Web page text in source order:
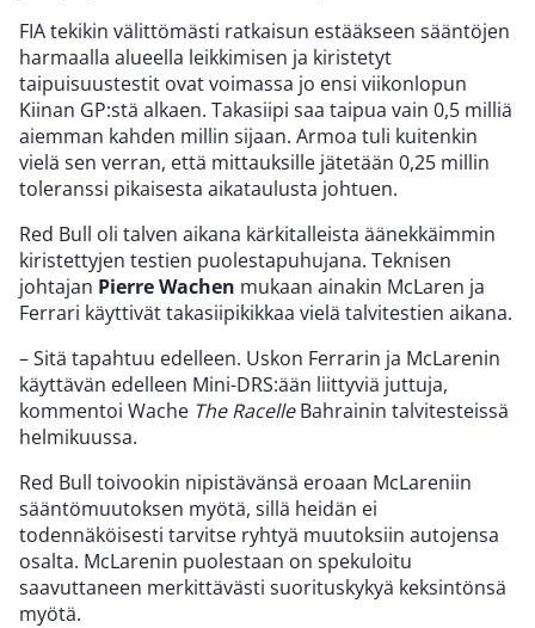
FIA tekikin välittömästi ratkaisun estääkseen sääntöjen
harmaalla alueella leikkimisen ja kiristetyt
taipuisuustestit ovat voimassa jo ensi viikonlopun
Kiinan GP:stä alkaen. Takasiipi saa taipua vain 0,5 milliä
aiemman kahden millin sijaan. Armoa tuli kuitenkin
vielä sen verran, että mittauksille jätetään 0,25 millin
toleranssi pikaisesta aikataulusta johtuen.
Red Bull oli talven aikana kärkitalleista äänekkäimmin
kiristettyjen testien puolestapuhujana. Teknisen
johtajan Pierre Wachen mukaan ainakin McLaren ja
Ferrari käyttivät takasiipikikkaa vielä talvitestien aikana.
– Sitä tapahtuu edelleen. Uskon Ferrarin ja McLarenin
käyttävän edelleen Mini-DRS:ään liittyviä juttuja,
kommentoi Wache The RacelleBahrainin talvitesteissä
helmikuussa.
Red Bull toivookin nipistävänsä eroaan McLareniin
sääntömuutoksen myötä, sillä heidän ei
todennäköisesti tarvitse ryhtyä muutoksiin autojensa
osalta. McLarenin puolestaan on spekuloitu
saavuttaneen merkittävästi suorituskykyä keksintönsä
myötä.